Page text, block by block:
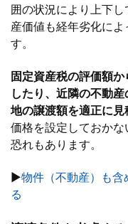
囲の状況により上下
産価値も経年劣化に
す。
固定資産税の評価額
したり、近隣の不動
地の譲渡額を適正に見
価格を設定しておか
恐れもあります。
▶物件（不動産）も
る